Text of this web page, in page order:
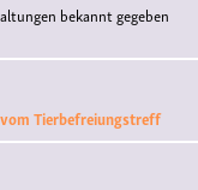
bekannt gegeben
Tierbefreiungstreff